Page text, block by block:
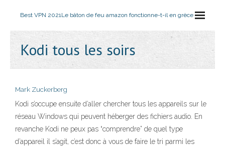
Best VPN 2021Le bâton de feu amazon fonctionne-t-il en grèce
Kodi tous les soirs
Mark Zuckerberg
Kodi s’occupe ensuite d’aller chercher tous les appareils sur le
réseau Windows qui peuvent héberger des fichiers audio. En
revanche Kodi ne peux pas “comprendre” de quel type
d’appareil il s’agit, c’est donc à vous de faire le tri parmi les